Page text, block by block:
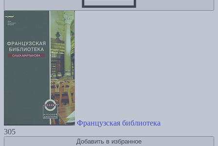
Французская библиотека
305
Добавить в избранное